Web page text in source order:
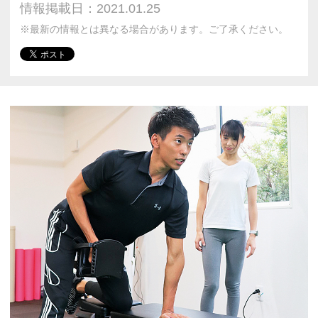
情報掲載日：2021.01.25
※最新の情報とは異なる場合があります。ご了承ください。